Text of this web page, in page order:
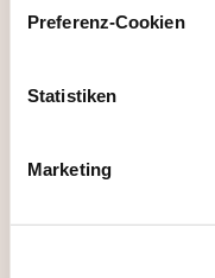
Preferenz-Cookien
Statistiken
Marketing
humaines